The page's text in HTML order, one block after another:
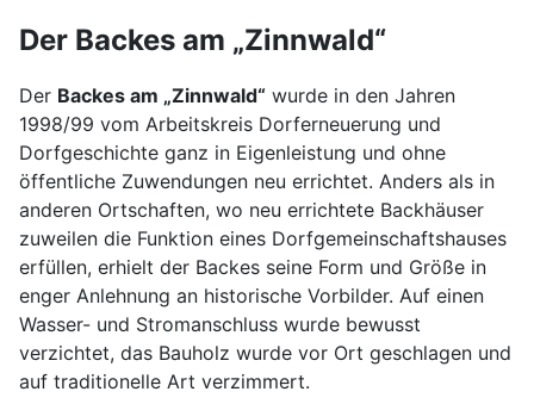
Der Backes am „Zinnwald“
Der Backes am „Zinnwald“ wurde in den Jahren
1998/99 vom Arbeitskreis Dorferneuerung und
Dorfgeschichte ganz in Eigenleistung und ohne
öffentliche Zuwendungen neu errichtet. Anders als in
anderen Ortschaften, wo neu errichtete Backhäuser
zuweilen die Funktion eines Dorfgemeinschaftshauses
erfüllen, erhielt der Backes seine Form und Größe in
enger Anlehnung an historische Vorbilder. Auf einen
Wasser- und Stromanschluss wurde bewusst
verzichtet, das Bauholz wurde vor Ort geschlagen und
auf traditionelle Art verzimmert.